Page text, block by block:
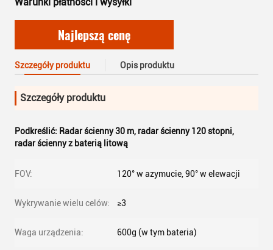
Najlepszą cenę
Szczegóły produktu Opis produktu
Szczegóły produktu
Podkreślić: Radar ścienny 30 m, radar ścienny 120 stopni,
radar ścienny z baterią litową
FOV: 120° w azymucie, 90° w elewacji
Wykrywanie wielu celów: ≥3
Waga urządzenia: 600g (w tym bateria)